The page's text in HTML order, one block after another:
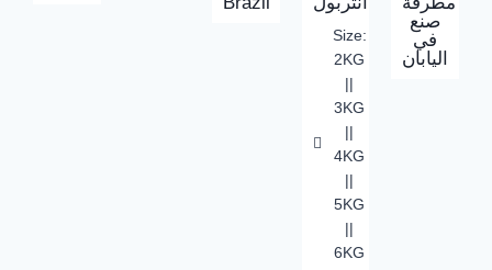
Size:
2KG
||
3KG
||
4KG
||
5KG
||
6KG
صنع
في
اليابان